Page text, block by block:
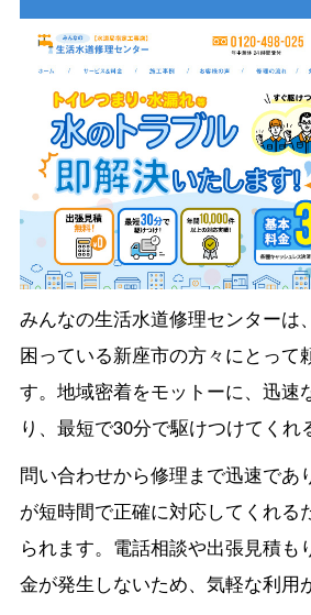
みんなの生活水道修理センターは
困っている新座市の方々にとって
す。地域密着をモットーに、迅速
り、最短で30分で駆けつけてくれ
問い合わせから修理まで迅速であ
が短時間で正確に対応してくれる
られます。電話相談や出張見積も
金が発生しないため、気軽な利用